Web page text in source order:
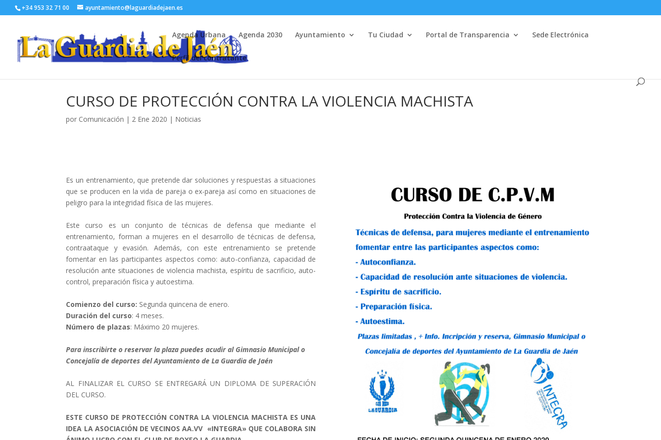
+34 953 32 71 00 ayuntamiento@laguardiadejaen.es
Agenda Urbana Agenda 2030 Ayuntamiento Tu Ciudad Portal de Transparencia Sede Electrónica
Perfil del contratante
CURSO DE PROTECCIÓN CONTRA LA VIOLENCIA MACHISTA
por Comunicación | 2 Ene 2020 | Noticias
Es un entrenamiento, que pretende dar soluciones y respuestas a situaciones
que se producen en la vida de pareja o ex-pareja así como en situaciones de
peligro para la integridad física de las mujeres.
Este curso es un conjunto de técnicas de defensa que mediante el
entrenamiento, forman a mujeres en el desarrollo de técnicas de defensa,
contraataque y evasión. Además, con este entrenamiento se pretende
fomentar en las participantes aspectos como: auto-confianza, capacidad de
resolución ante situaciones de violencia machista, espíritu de sacrificio, auto-
control, preparación física y autoestima.
Comienzo del curso: Segunda quincena de enero.
Duración del curso: 4 meses.
Número de plazas: Máximo 20 mujeres.
Para inscribirte o reservar la plaza puedes acudir al Gimnasio Municipal o
Concejalía de deportes del Ayuntamiento de La Guardia de Jaén
AL FINALIZAR EL CURSO SE ENTREGARÁ UN DIPLOMA DE SUPERACIÓN
DEL CURSO.
ESTE CURSO DE PROTECCIÓN CONTRA LA VIOLENCIA MACHISTA ES UNA
IDEA LA ASOCIACIÓN DE VECINOS AA.VV «INTEGRA» QUE COLABORA SIN